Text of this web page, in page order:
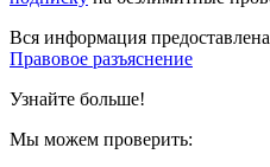
Вся информация
Правовое разъяснение
Узнайте больше!
Мы можем проверить: